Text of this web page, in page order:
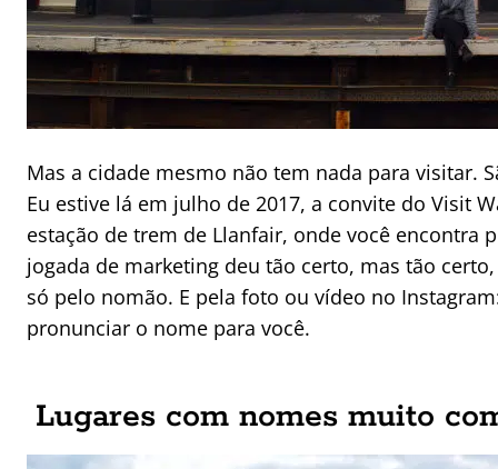
Mas a cidade mesmo não tem nada para visitar.
Eu estive lá em julho de 2017, a convite do Visit
estação de trem de Llanfair, onde você encontra
jogada de marketing deu tão certo, mas tão
só pelo nomão. E pela foto ou vídeo no
pronunciar o nome para você.
Lugares com nomes muito